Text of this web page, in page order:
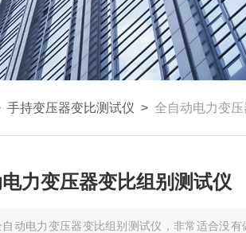
手持变压器变比测试仪 > 全自动电力变
力变压器变比组别测试仪
自动电力变压器变比组别测试仪，非常适合没有